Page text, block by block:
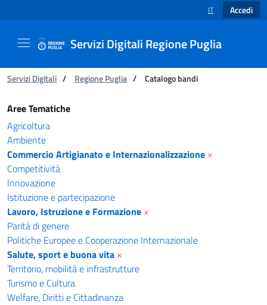
SELEZIONE
IT Accedi
Servizi Digitali Regione Puglia
Ti trovi in:
Servizi Digitali / Regione Puglia / Catalogo bandi
Catalogo bandi - Servizi Digitali Regione
Aree Tematiche
Agricoltura
Ambiente
Commercio Artigianato e Internazionalizzazione ×
Competitività
Innovazione
Istituzione e partecipazione
Lavoro, Istruzione e Formazione ×
Parità di genere
Politiche Europee e Cooperazione Internazionale
Salute, sport e buona vita ×
Territorio, mobilità e infrastrutture
Turismo e Cultura
Welfare, Diritti e Cittadinanza